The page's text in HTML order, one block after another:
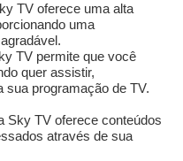
TV oferece uma alta
uma
TV permite que você
quer assistir,
sua programação de TV.
Sky TV oferece conteúdos
através de sua